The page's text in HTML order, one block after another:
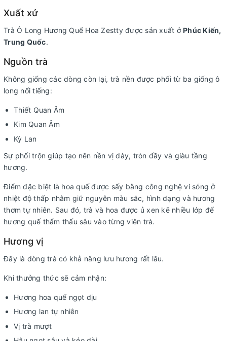
Xuất xứ
Trà Ô Long Hương Quế Hoa Zestty được sản xuất ởPhúc Kiến,
Trung Quốc.
Nguồn trà
Không giống các dòng còn lại, trà nền được phối từ ba giống ô
long nổi tiếng:
Thiết Quan Âm
Kim Quan Âm
Kỳ Lan
Sự phối trộn giúp tạo nên nền vị dày, tròn đầy và giàu tầng
hương.
Điểm đặc biệt là hoa quế được sấy bằng công nghệ vi sóng ở
nhiệt độ thấp nhằm giữ nguyên màu sắc, hình dạng và hương
thơm tự nhiên. Sau đó, trà và hoa được ủ xen kẽ nhiều lớp để
hương quế thẩm thấu sâu vào từng viên trà.
Hương vị
Đây là dòng trà có khả năng lưu hương rất lâu.
Khi thưởng thức sẽ cảm nhận:
Hương hoa quế ngọt dịu
Hương lan tự nhiên
Vị trà mượt